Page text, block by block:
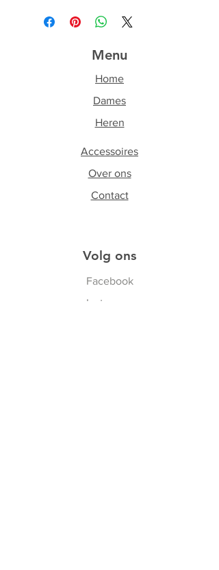
Menu
Home
Dames
Heren
Accessoires
Over ons
Contact
Volg ons
Facebook
Instagram